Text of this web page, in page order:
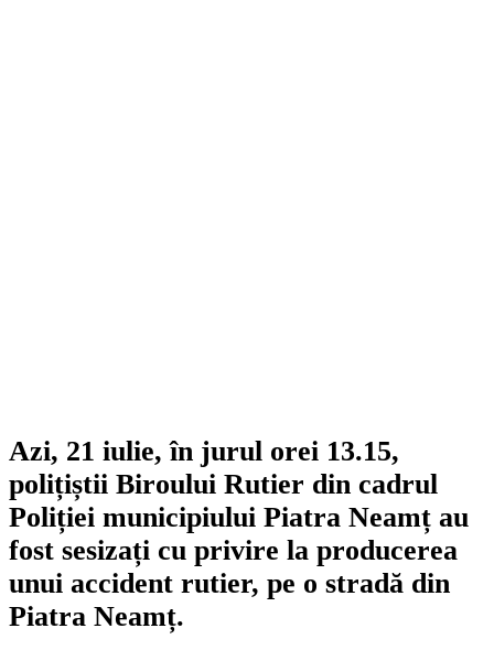
Azi, 21 iulie, în jurul orei 13.15,
polițiștii Biroului Rutier din cadrul
Poliției municipiului Piatra Neamț au
fost sesizați cu privire la producerea
unui accident rutier, pe o stradă din
Piatra Neamț.